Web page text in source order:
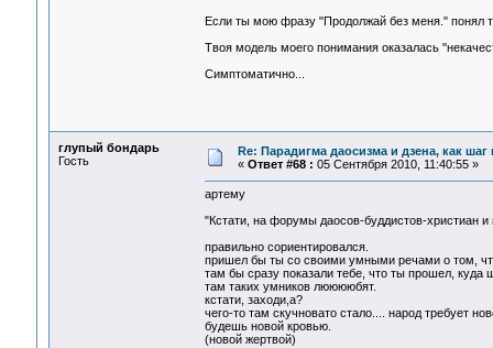
Если ты мою фразу "Продолжай без меня." понял
Твоя модель моего понимания оказалась
Симптоматично...
глупый бондарь
Гость
Re: Парадигма даосизма и дзена, как
« Ответ #68 : 05 Сентября 2010, 11:40:55 »
артему
"Кстати, на форумы даосов-буддистов-христиан
правильно сориентировался.
пришел бы ты со своими умными речами о том,
там бы сразу показали тебе, что ты прошел, куда
там таких умников лююююбят.
кстати, заходи,а?
чего-то там скучновато стало.... народ требует
будешь новой кровью.
(новой жертвой)